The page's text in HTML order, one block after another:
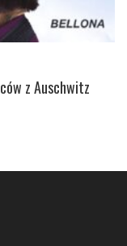
z Auschwitz